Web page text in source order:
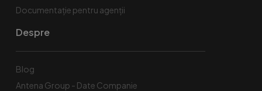
Documentație pentru agenții
Despre
Blog
Antena Group - Date Companie